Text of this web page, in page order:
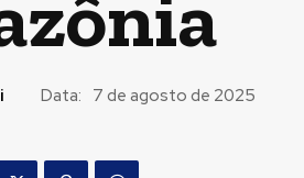
Data: 7 de agosto de 2025